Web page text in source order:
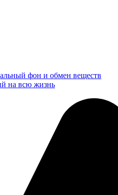
фон и обмен веществ
на всю жизнь